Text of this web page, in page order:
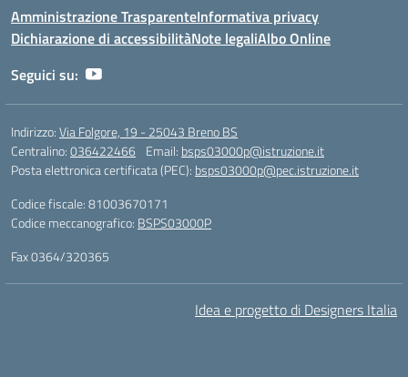
Amministrazione TrasparenteInformativa privacy
Dichiarazione di accessibilitàNote legaliAlbo Online
Seguici su:
Indirizzo:Via Folgore, 19 - 25043 Breno BS
Centralino:036422466 Email: bsps03000p@istruzione.it
Posta elettronica certificata (PEC): bsps03000p@pec.istruzione.it
Codice fiscale: 81003670171
Codice meccanografico: BSPS03000P
Fax 0364/320365
Idea e progetto di Designers Italia